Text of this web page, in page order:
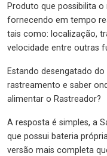
Produto que possibilita
fornecendo em tempo
tais como: localização,
velocidade entre outras
Estando desengatado
rastreamento e saber
alimentar o Rastreador?
A resposta é simples, a
que possui bateria
versão mais completa